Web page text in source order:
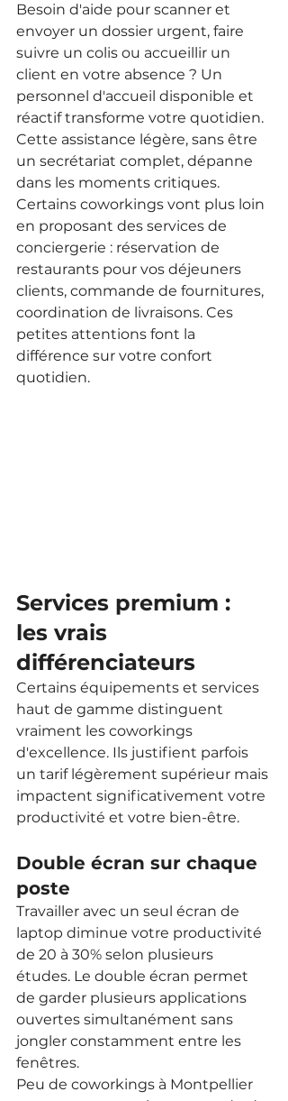
Besoin d'aide pour scanner et
envoyer un dossier urgent, faire
suivre un colis ou accueillir un
client en votre absence ? Un
personnel d'accueil disponible et
réactif transforme votre quotidien.
Cette assistance légère, sans être
un secrétariat complet, dépanne
dans les moments critiques.
Certains coworkings vont plus loin
en proposant des services de
conciergerie : réservation de
restaurants pour vos déjeuners
clients, commande de fournitures,
coordination de livraisons. Ces
petites attentions font la
différence sur votre confort
quotidien.
Services premium :
les vrais
différenciateurs
Certains équipements et services
haut de gamme distinguent
vraiment les coworkings
d'excellence. Ils justifient parfois
un tarif légèrement supérieur mais
impactent significativement votre
productivité et votre bien-être.
Double écran sur chaque
poste
Travailler avec un seul écran de
laptop diminue votre productivité
de 20 à 30% selon plusieurs
études. Le double écran permet
de garder plusieurs applications
ouvertes simultanément sans
jongler constamment entre les
fenêtres.
Peu de coworkings à Montpellier